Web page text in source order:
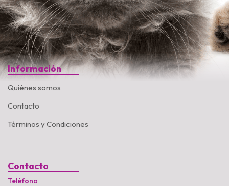
Información
Quiénes somos
Contacto
Términos y Condiciones
Contacto
Teléfono